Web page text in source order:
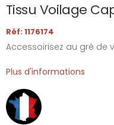
Tissu Voilage
Réf: 1176174
Accessoirisez au gré de
Plus d'informations